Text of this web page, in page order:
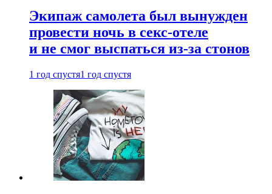
Экипаж самолета был вынужден
провести ночь в секс-отеле
и не смог выспаться из-за стонов
1 год спустя1 год спустя